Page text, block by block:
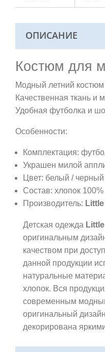
ОПИСАНИЕ
Костюм для
Модный летний костюм
Качественная ткань и
Удобная футболка и
Особенности:
Комплектация:
Украшен милой
Цвет: белый / черный
Состав: хлопок 100%
Производитель:
Детская одежда
оригинальным
качеством при
данной продукции
натуральные
хлопок. Вся
современным
оригинальный
декорирована